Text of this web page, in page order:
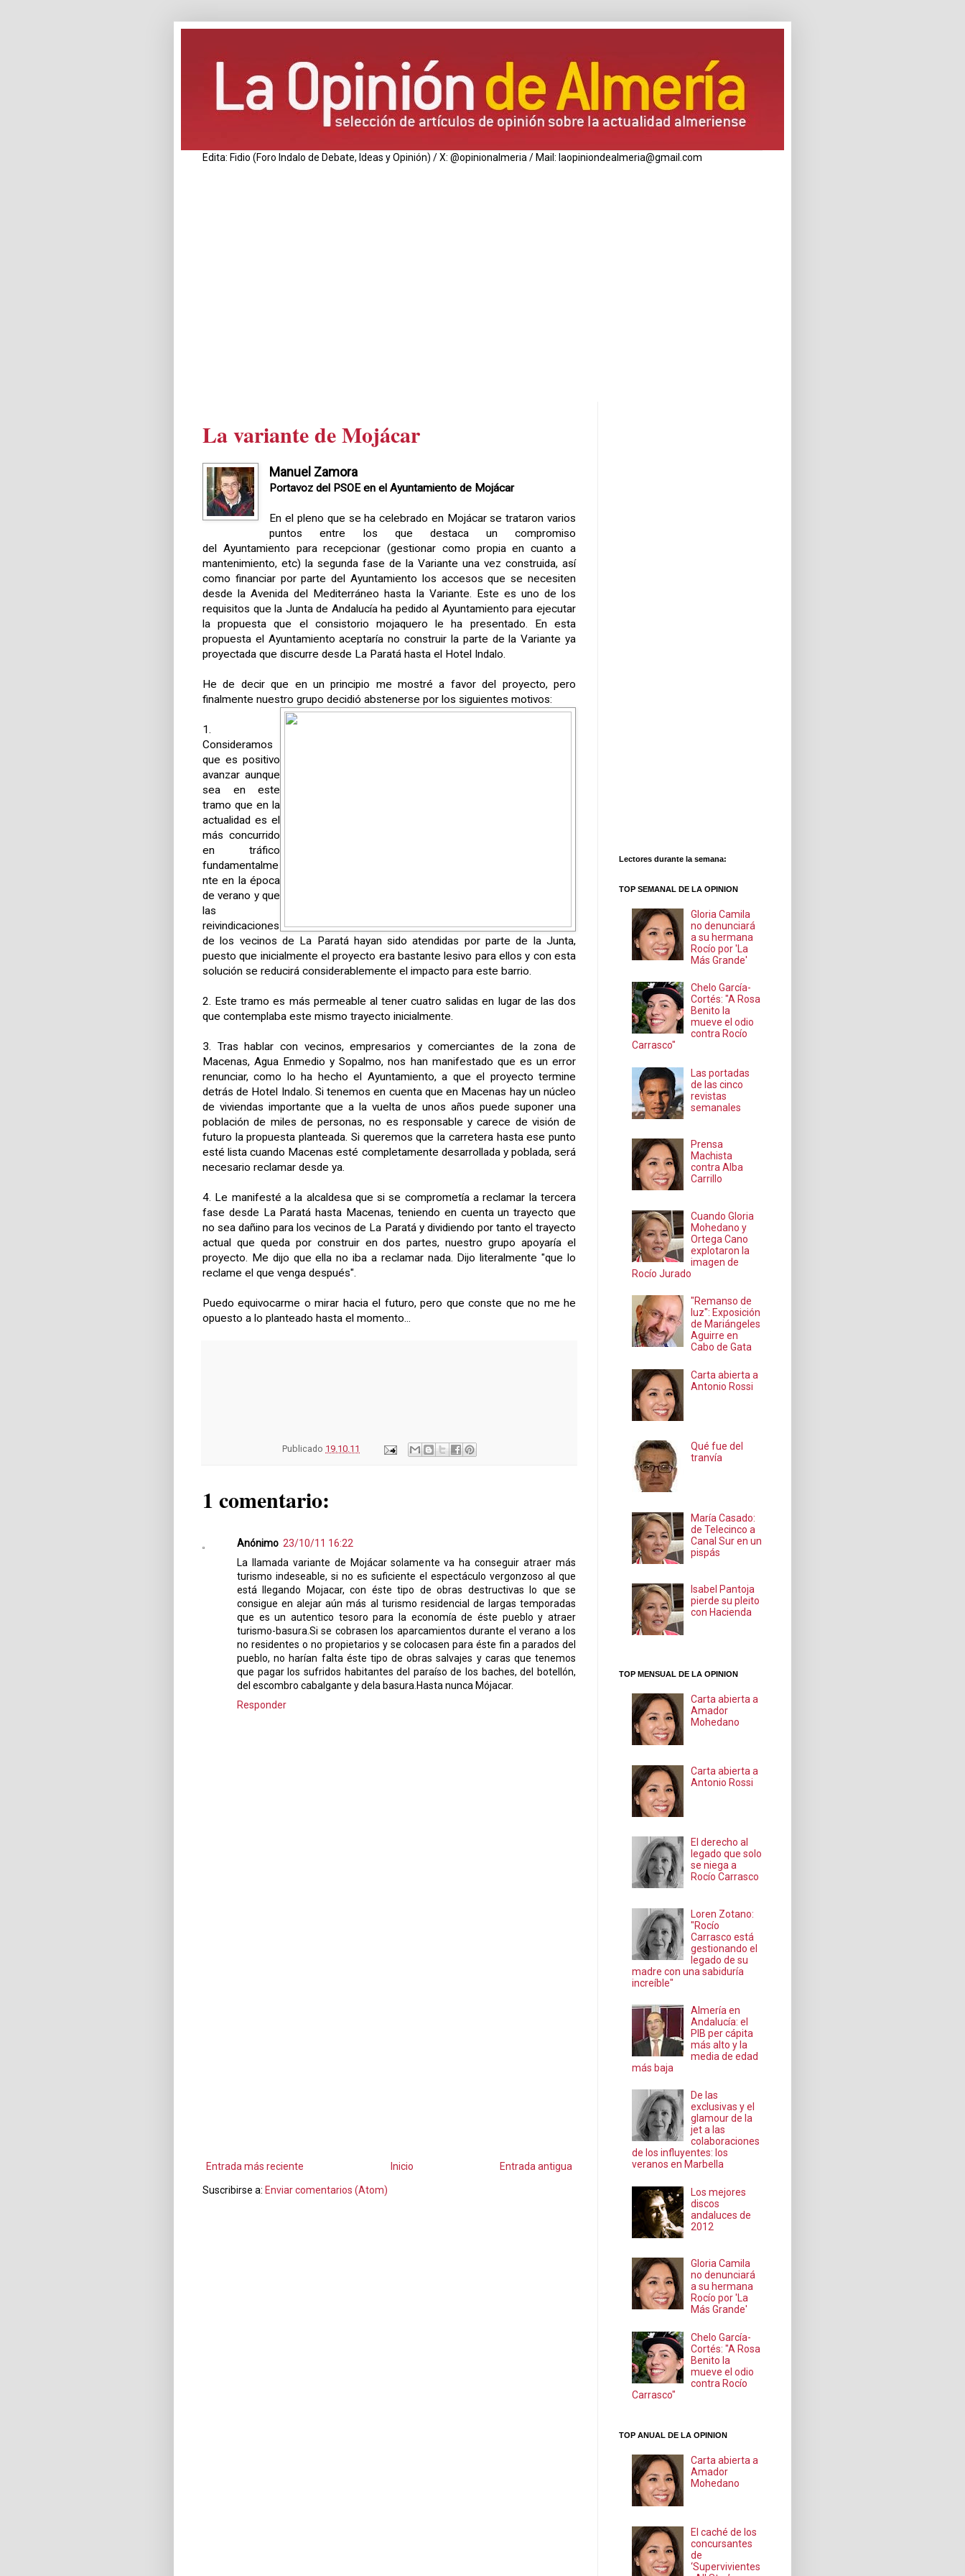
Edita: Fidio (Foro Indalo de Debate, Ideas y Opinión) / X: @opinionalmeria / Mail: laopiniondealmeria@gmail.com
La variante de Mojácar
Manuel Zamora
Portavoz del PSOE en el Ayuntamiento de Mojácar
En el pleno que se ha celebrado en Mojácar se trataron varios
puntos entre los que destaca un compromiso
del Ayuntamiento para recepcionar (gestionar como propia en cuanto a
mantenimiento, etc) la segunda fase de la Variante una vez construida, así
como financiar por parte del Ayuntamiento los accesos que se necesiten
desde la Avenida del Mediterráneo hasta la Variante. Este es uno de los
requisitos que la Junta de Andalucía ha pedido al Ayuntamiento para ejecutar
la propuesta que el consistorio mojaquero le ha presentado. En esta
propuesta el Ayuntamiento aceptaría no construir la parte de la Variante ya
proyectada que discurre desde La Paratá hasta el Hotel Indalo.
He de decir que en un principio me mostré a favor del proyecto, pero
finalmente nuestro grupo decidió abstenerse por los siguientes motivos:
1.
Consideramos
que es positivo
avanzar aunque
sea en este
tramo que en la
actualidad es el
más concurrido
en tráfico
fundamentalme
nte en la época
de verano y que
las
reivindicaciones
de los vecinos de La Paratá hayan sido atendidas por parte de la Junta,
puesto que inicialmente el proyecto era bastante lesivo para ellos y con esta
solución se reducirá considerablemente el impacto para este barrio.
2. Este tramo es más permeable al tener cuatro salidas en lugar de las dos
que contemplaba este mismo trayecto inicialmente.
3. Tras hablar con vecinos, empresarios y comerciantes de la zona de
Macenas, Agua Enmedio y Sopalmo, nos han manifestado que es un error
renunciar, como lo ha hecho el Ayuntamiento, a que el proyecto termine
detrás de Hotel Indalo. Si tenemos en cuenta que en Macenas hay un núcleo
de viviendas importante que a la vuelta de unos años puede suponer una
población de miles de personas, no es responsable y carece de visión de
futuro la propuesta planteada. Si queremos que la carretera hasta ese punto
esté lista cuando Macenas esté completamente desarrollada y poblada, será
necesario reclamar desde ya.
4. Le manifesté a la alcaldesa que si se comprometía a reclamar la tercera
fase desde La Paratá hasta Macenas, teniendo en cuenta un trayecto que
no sea dañino para los vecinos de La Paratá y dividiendo por tanto el trayecto
actual que queda por construir en dos partes, nuestro grupo apoyaría el
proyecto. Me dijo que ella no iba a reclamar nada. Dijo literalmente "que lo
reclame el que venga después".
Puedo equivocarme o mirar hacia el futuro, pero que conste que no me he
opuesto a lo planteado hasta el momento...
Publicado 19.10.11
1 comentario:
Anónimo 23/10/11 16:22
La llamada variante de Mojácar solamente va ha conseguir atraer más
turismo indeseable, si no es suficiente el espectáculo vergonzoso al que
está llegando Mojacar, con éste tipo de obras destructivas lo que se
consigue en alejar aún más al turismo residencial de largas temporadas
que es un autentico tesoro para la economía de éste pueblo y atraer
turismo-basura.Si se cobrasen los aparcamientos durante el verano a los
no residentes o no propietarios y se colocasen para éste fin a parados del
pueblo, no harían falta éste tipo de obras salvajes y caras que tenemos
que pagar los sufridos habitantes del paraíso de los baches, del botellón,
del escombro cabalgante y dela basura.Hasta nunca Mójacar.
Responder
Entrada más reciente Entrada antigua
Inicio
Suscribirse a: Enviar comentarios (Atom)
Lectores durante la semana:
TOP SEMANAL DE LA OPINION
Gloria Camila
no denunciará
a su hermana
Rocío por 'La
Más Grande'
Chelo García-
Cortés: "A Rosa
Benito la
mueve el odio
contra Rocío
Carrasco"
Las portadas
de las cinco
revistas
semanales
Prensa
Machista
contra Alba
Carrillo
Cuando Gloria
Mohedano y
Ortega Cano
explotaron la
imagen de
Rocío Jurado
"Remanso de
luz": Exposición
de Mariángeles
Aguirre en
Cabo de Gata
Carta abierta a
Antonio Rossi
Qué fue del
tranvía
María Casado:
de Telecinco a
Canal Sur en un
pispás
Isabel Pantoja
pierde su pleito
con Hacienda
TOP MENSUAL DE LA OPINION
Carta abierta a
Amador
Mohedano
Carta abierta a
Antonio Rossi
El derecho al
legado que solo
se niega a
Rocío Carrasco
Loren Zotano:
"Rocío
Carrasco está
gestionando el
legado de su
madre con una sabiduría
increíble"
Almería en
Andalucía: el
PIB per cápita
más alto y la
media de edad
más baja
De las
exclusivas y el
glamour de la
jet a las
colaboraciones
de los influyentes: los
veranos en Marbella
Los mejores
discos
andaluces de
2012
Gloria Camila
no denunciará
a su hermana
Rocío por 'La
Más Grande'
Chelo García-
Cortés: "A Rosa
Benito la
mueve el odio
contra Rocío
Carrasco"
TOP ANUAL DE LA OPINION
Carta abierta a
Amador
Mohedano
El caché de los
concursantes
de
‘Supervivientes